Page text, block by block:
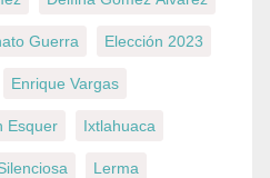
Guerra Elección 2023
Enrique Vargas
Esquer Ixtlahuaca
Lerma